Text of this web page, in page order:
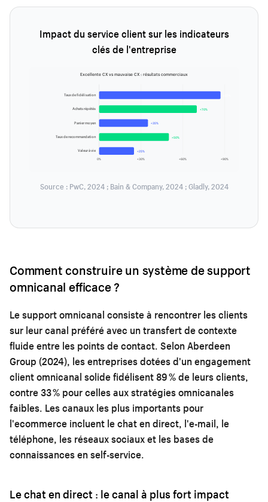
Impact du service client sur les indicateurs
clés de l'entreprise
Excellente CX vs mauvaise CX : résultats commerciaux
0% +30% +60% +90%
Taux de fidélisation
Achats répétés +70%
Panier moyen +35%
Taux de recommandation +50%
Valeur à vie +25%
Source : PwC, 2024 ; Bain & Company, 2024 ; Gladly, 2024
Comment construire un système de support
omnicanal efficace ?
Le support omnicanal consiste à rencontrer les clients
sur leur canal préféré avec un transfert de contexte
fluide entre les points de contact. Selon Aberdeen
Group (2024), les entreprises dotées d'un engagement
client omnicanal solide fidélisent 89 % de leurs clients,
contre 33 % pour celles aux stratégies omnicanales
faibles. Les canaux les plus importants pour
l'ecommerce incluent le chat en direct, l'e-mail, le
téléphone, les réseaux sociaux et les bases de
connaissances en self-service.
Le chat en direct : le canal à plus fort impact